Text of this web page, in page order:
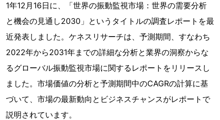
1年12月16日に、「世界の振動監視市場：世界の需要分析
と機会の見通し2030」というタイトルの調査レポートを最
近発表しました。ケネスリサーチは、予測期間、すなわち
2022年から2031年までの詳細な分析と業界の洞察からな
るグローバル振動監視市場に関するレポートをリリースし
ました。市場価値の分析と予測期間中のCAGRの計算に基
づいて、市場の最新動向とビジネスチャンスがレポートで
説明されています。